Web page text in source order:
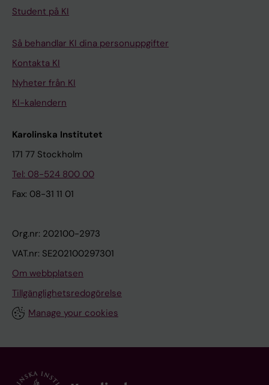
Student på KI
Så behandlar KI dina personuppgifter
Kontakta KI
Nyheter från KI
KI-kalendern
Karolinska Institutet
171 77 Stockholm
Tel: 08-524 800 00
Fax: 08-31 11 01
Org.nr: 202100-2973
VAT.nr: SE202100297301
Om webbplatsen
Tillgänglighetsredogörelse
Manage your cookies